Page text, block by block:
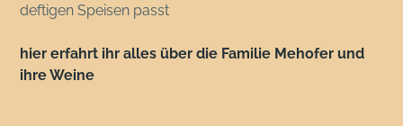
deftigen Speisen passt
hier erfahrt ihr alles über die Familie Mehofer und
ihre Weine